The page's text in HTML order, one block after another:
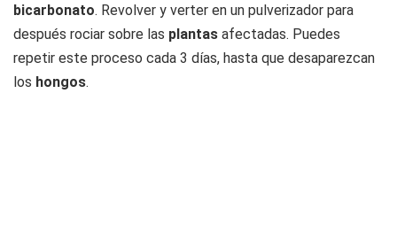
bicarbonato. Revolver y verter en un pulverizador para
después rociar sobre las plantas afectadas. Puedes
repetir este proceso cada 3 días, hasta que desaparezcan
los hongos.